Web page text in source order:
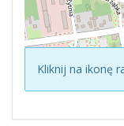
Kliknij na ikonę